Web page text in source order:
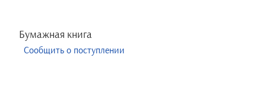
Бумажная книга
Сообщить о поступлении